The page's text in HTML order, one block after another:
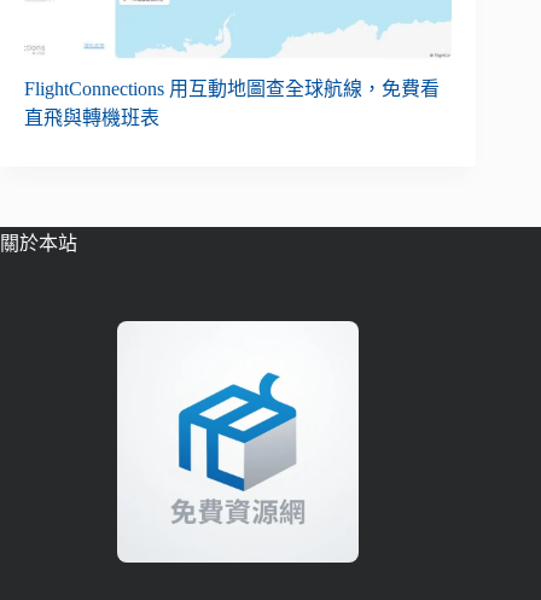
FlightConnections 用互動地圖查全球航線，免費看
直飛與轉機班表
關於本站